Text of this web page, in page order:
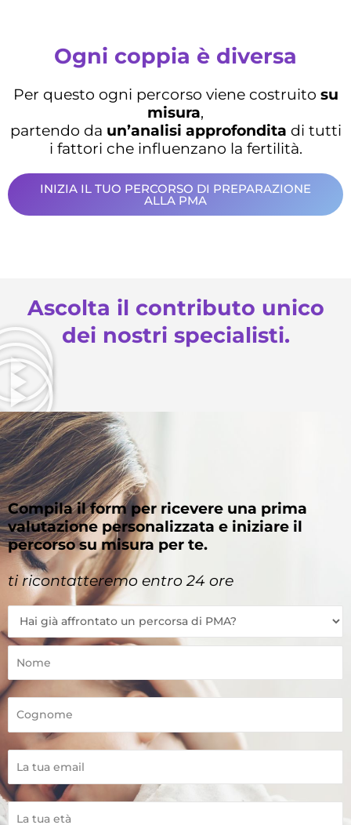
Ogni coppia è diversa
Per questo ogni percorso viene costruito su
misura,
partendo da un’analisi approfondita di tutti
i fattori che influenzano la fertilità.
INIZIA IL TUO PERCORSO DI PREPARAZIONE
ALLA PMA
Ascolta il contributo unico
dei nostri specialisti.
Compila il form per ricevere una prima
valutazione personalizzata e iniziare il
percorso su misura per te.
ti ricontatteremo entro 24 ore